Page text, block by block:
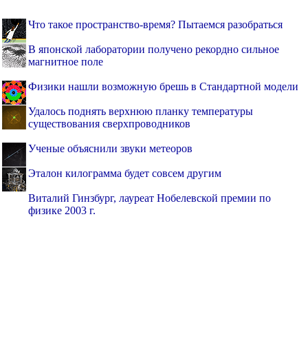
Что такое пространство-время? Пытаемся разобраться
В японской лаборатории получено рекордно сильное
магнитное поле
Физики нашли возможную брешь в Стандартной модели
Удалось поднять верхнюю планку температуры
существования сверхпроводников
Ученые объяснили звуки метеоров
Эталон килограмма будет совсем другим
Виталий Гинзбург, лауреат Нобелевской премии по
физике 2003 г.